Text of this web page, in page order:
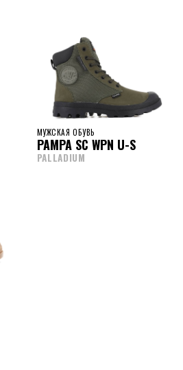
МУЖСКАЯ ОБУВЬ
PAMPA SC WPN U-S
PALLADIUM